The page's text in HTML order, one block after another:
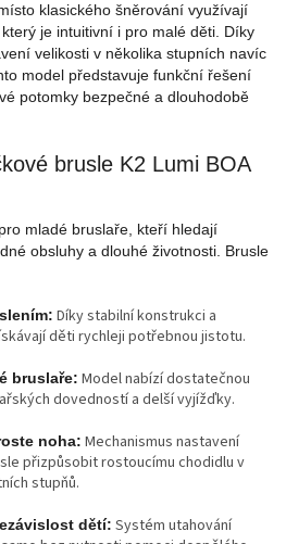
klasického šněrování využívají
je intuitivní i pro malé děti. Díky
velikosti v několika stupních navíc
model představuje funkční řešení
potomky bezpečné a dlouhodobě
brusle K2 Lumi BOA
mladé bruslaře, kteří hledají
obsluhy a dlouhé životnosti. Brusle
Díky stabilní konstrukci a
děti rychleji potřebnou jistotu.
bruslaře: Model nabízí dostatečnou
dovedností a delší vyjížďky.
noha: Mechanismus nastavení
přizpůsobit rostoucímu chodidlu v
stupňů.
dětí: Systém utahování